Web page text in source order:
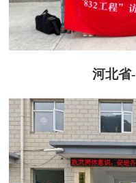
河北省-